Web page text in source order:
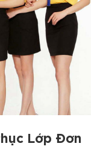
Lớp Đơn